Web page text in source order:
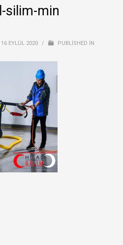
silim-min
EYLÜL 2020 / PUBLISHED IN